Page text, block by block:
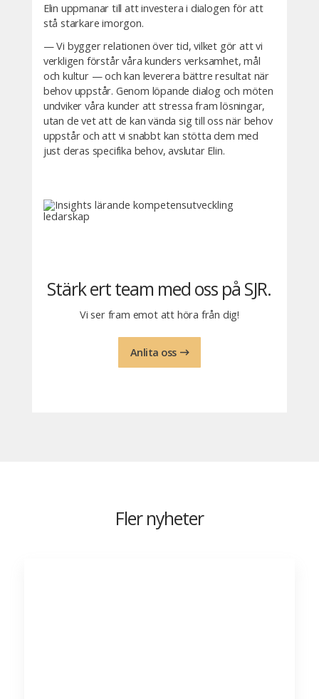
Elin uppmanar till att investera i dialogen för att
stå starkare imorgon.
— Vi bygger relationen över tid, vilket gör att vi
verkligen förstår våra kunders verksamhet, mål
och kultur — och kan leverera bättre resultat när
behov uppstår. Genom löpande dialog och möten
undviker våra kunder att stressa fram lösningar,
utan de vet att de kan vända sig till oss när behov
uppstår och att vi snabbt kan stötta dem med
just deras specifika behov, avslutar Elin.
Stärk ert team med oss på SJR.
Vi ser fram emot att höra från dig!
Anlita oss
Fler nyheter